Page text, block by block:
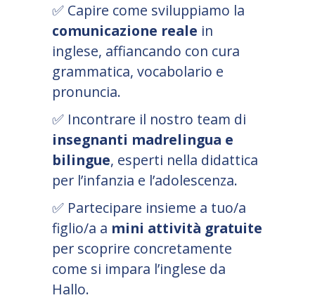
✅ Capire come sviluppiamo la
comunicazione reale in
inglese, affiancando con cura
grammatica, vocabolario e
pronuncia.
✅ Incontrare il nostro team di
insegnanti madrelingua e
bilingue, esperti nella didattica
per l’infanzia e l’adolescenza.
✅ Partecipare insieme a tuo/a
figlio/a a mini attività gratuite
per scoprire concretamente
come si impara l’inglese da
Hallo.